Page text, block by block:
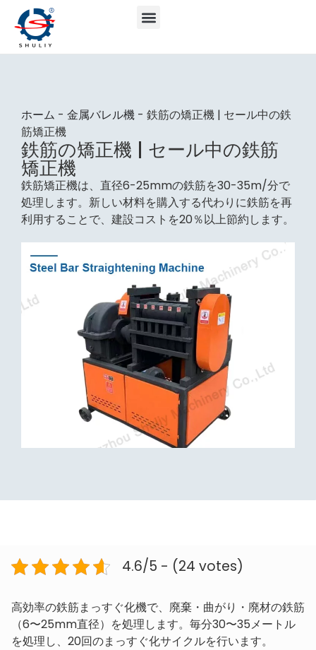
ホーム - 金属バレル機 - 鉄筋の矯正機 | セール中の鉄
筋矯正機
鉄筋の矯正機 | セール中の鉄筋
矯正機
鉄筋矯正機は、直径6-25mmの鉄筋を30-35m/分で
処理します。新しい材料を購入する代わりに鉄筋を再
利用することで、建設コストを20％以上節約します。
4.6/5 - (24 votes)
高効率の鉄筋まっすぐ化機で、廃棄・曲がり・廃材の鉄筋
（6〜25mm直径）を処理します。毎分30〜35メートル
を処理し、20回のまっすぐ化サイクルを行います。